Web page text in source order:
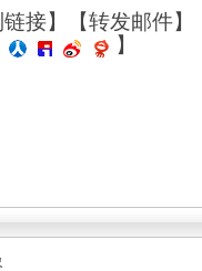
接】【转发邮件】
】